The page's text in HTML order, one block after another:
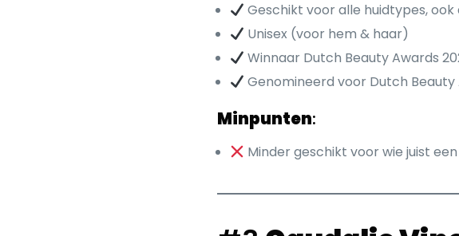
Geschikt voor alle huidtypes, ook
Unisex (voor hem & haar)
Winnaar Dutch Beauty Awards
Genomineerd voor Dutch Beauty
Minpunten:
Minder geschikt voor wie juist